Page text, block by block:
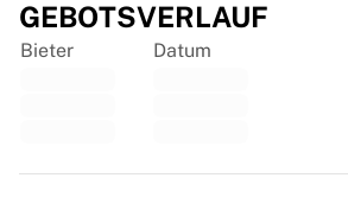
Trikot einrahmen
Trikot-Authentifizierung
GEBOTSVERLAUF
Bieter Datum